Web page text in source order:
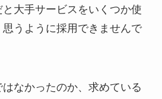
大手サービスをいくつか使
うように採用できませんで
なかったのか、求めている